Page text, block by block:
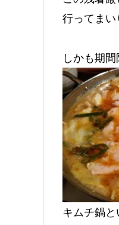
行ってまい
しかも期
キムチ鍋